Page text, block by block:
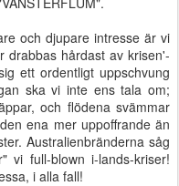
och djupare intresse är vi
drabbas hårdast av krisen'-
ett ordentligt uppschvung
ska vi inte ens tala om;
och flödena svämmar
ena mer uppoffrande än
Australienbränderna såg
vi full-blown i-lands-kriser!
i alla fall!